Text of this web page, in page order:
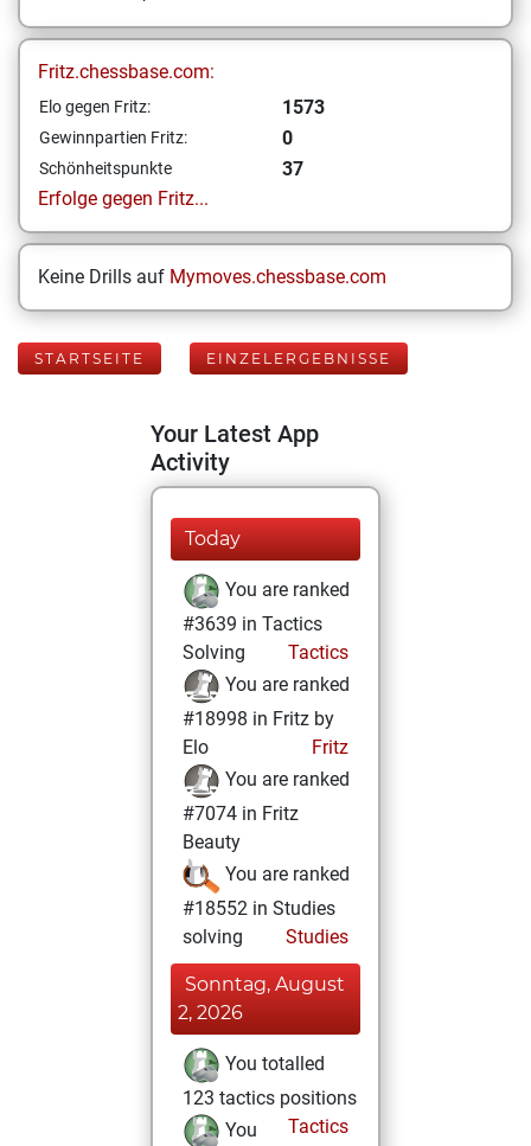
Fritz.chessbase.com:
Elo gegen Fritz: 1573
Gewinnpartien Fritz: 0
Schönheitspunkte
37
Erfolge gegen Fritz...
Keine Drills auf Mymoves.chessbase.com
STARTSEITE EINZELERGEBNISSE
Your Latest App
Activity
Today
You are ranked
#3639 in Tactics
Solving
Tactics
You are ranked
#18998 in Fritz by
Elo
Fritz
You are ranked
#7074 in Fritz
Beauty
You are ranked
#18552 in Studies
solving
Studies
Sonntag, August
2, 2026
You totalled
123 tactics positions
Tactics
You